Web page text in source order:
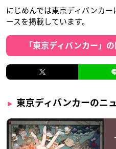
にじめんでは東京ディバンカ
ースを掲載しています。
「東京ディバンカー」
東京ディバンカーのニ